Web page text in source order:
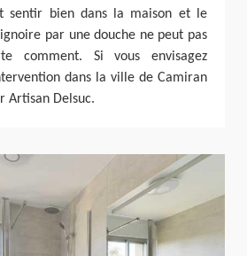
sentir bien dans la maison et le
par une douche ne peut pas
comment. Si vous envisagez
dans la ville de Camiran
Artisan Delsuc.